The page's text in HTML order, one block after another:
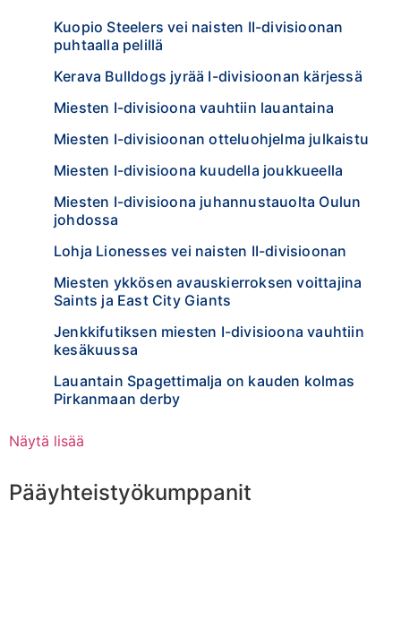
Kuopio Steelers vei naisten II-divisioonan
puhtaalla pelillä
Kerava Bulldogs jyrää I-divisioonan kärjessä
Miesten I-divisioona vauhtiin lauantaina
Miesten I-divisioonan otteluohjelma julkaistu
Miesten I-divisioona kuudella joukkueella
Miesten I-divisioona juhannustauolta Oulun
johdossa
Lohja Lionesses vei naisten II-divisioonan
Miesten ykkösen avauskierroksen voittajina
Saints ja East City Giants
Jenkkifutiksen miesten I-divisioona vauhtiin
kesäkuussa
Lauantain Spagettimalja on kauden kolmas
Pirkanmaan derby
Näytä lisää
Pääyhteistyökumppanit